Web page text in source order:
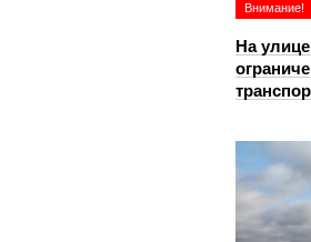
Внимание!
На